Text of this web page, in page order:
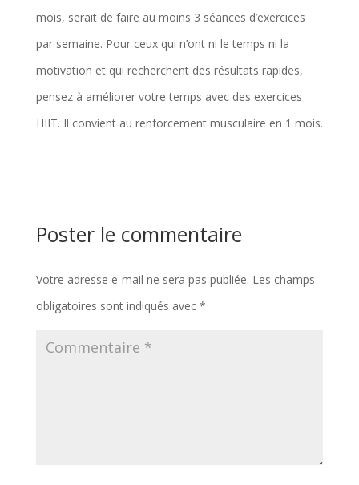
mois, serait de faire au moins 3 séances d’exercices
par semaine. Pour ceux qui n’ont ni le temps ni la
motivation et qui recherchent des résultats rapides,
pensez à améliorer votre temps avec des exercices
HIIT. Il convient au renforcement musculaire en 1 mois.
Poster le commentaire
Votre adresse e-mail ne sera pas publiée. Les champs
obligatoires sont indiqués avec *